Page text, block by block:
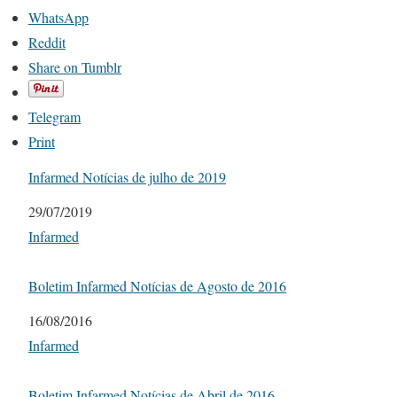
WhatsApp
Reddit
Share on Tumblr
Telegram
Print
Infarmed Notícias de julho de 2019
Date
29/07/2019
In relation to
Infarmed
Boletim Infarmed Notícias de Agosto de 2016
Date
16/08/2016
In relation to
Infarmed